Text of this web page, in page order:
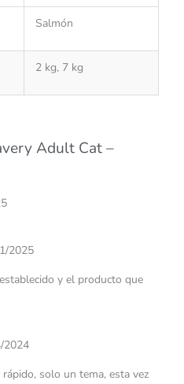
Salmón
2 kg, 7 kg
Adult Cat –
2025
y el producto que
2024
solo un tema, esta vez